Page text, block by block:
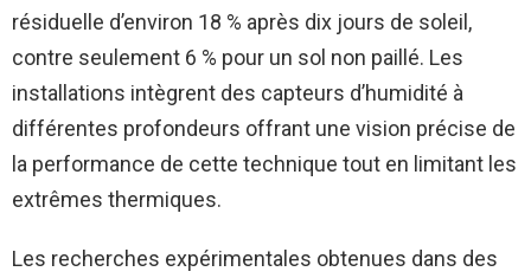
résiduelle d’environ 18 % après dix jours de soleil,
contre seulement 6 % pour un sol non paillé. Les
installations intègrent des capteurs d’humidité à
différentes profondeurs offrant une vision précise de
la performance de cette technique tout en limitant les
extrêmes thermiques.
Les recherches expérimentales obtenues dans des